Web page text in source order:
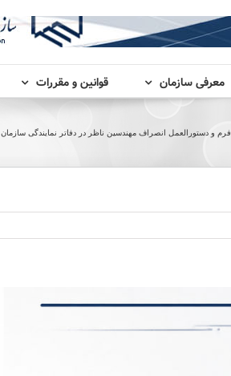
معرفی سازمان قوانین و مقررات
فرم و دستورالعمل انصراف مهندسین ناظر در دفاتر نمایندگی سازمان